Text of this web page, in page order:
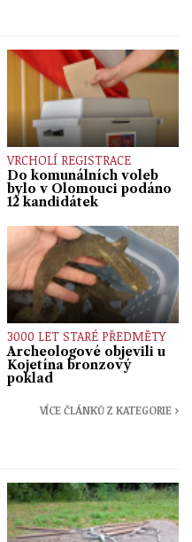
VRCHOLÍ REGISTRACE
Do komunálních voleb
bylo v Olomouci podáno
12 kandidátek
3000 LET STARÉ PŘEDMĚTY
Archeologové objevili u
Kojetína bronzový
poklad
VÍCE ČLÁNKŮ Z KATEGORIE ›